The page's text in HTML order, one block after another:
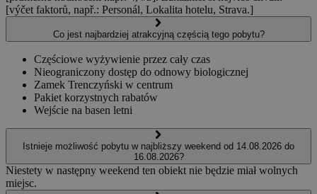
[výčet faktorů, např.: Personál, Lokalita hotelu, Strava.]
Co jest najbardziej atrakcyjną częścią tego pobytu?
Częściowe wyżywienie przez cały czas
Nieograniczony dostęp do odnowy biologicznej
Zamek Trenczyński w centrum
Pakiet korzystnych rabatów
Wejście na basen letni
Istnieje możliwość pobytu w najbliższy weekend od 14.08.2026 do
16.08.2026?
Niestety w następny weekend ten obiekt nie będzie miał wolnych
miejsc.